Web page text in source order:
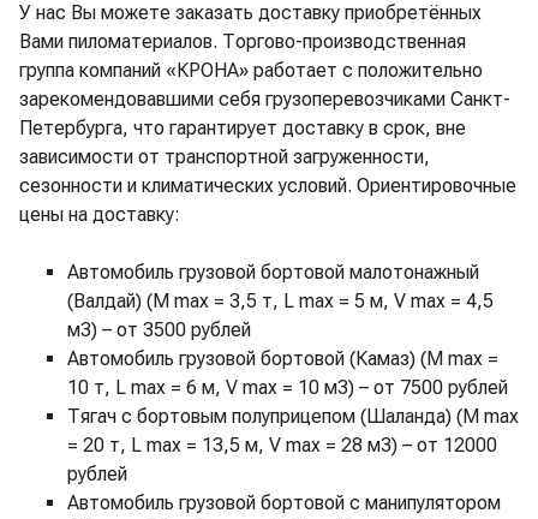
У нас Вы можете заказать доставку приобретённых
Вами пиломатериалов. Торгово-производственная
группа компаний «КРОНА» работает с положительно
зарекомендовавшими себя грузоперевозчиками Санкт-
Петербурга, что гарантирует доставку в срок, вне
зависимости от транспортной загруженности,
сезонности и климатических условий. Ориентировочные
цены на доставку:
Автомобиль грузовой бортовой малотонажный
(Валдай) (M max = 3,5 т, L max = 5 м, V max = 4,5
м3) – от 3500 рублей
Автомобиль грузовой бортовой (Камаз) (M max =
10 т, L max = 6 м, V max = 10 м3) – от 7500 рублей
Тягач с бортовым полуприцепом (Шаланда) (M max
= 20 т, L max = 13,5 м, V max = 28 м3) – от 12000
рублей
Автомобиль грузовой бортовой с манипулятором